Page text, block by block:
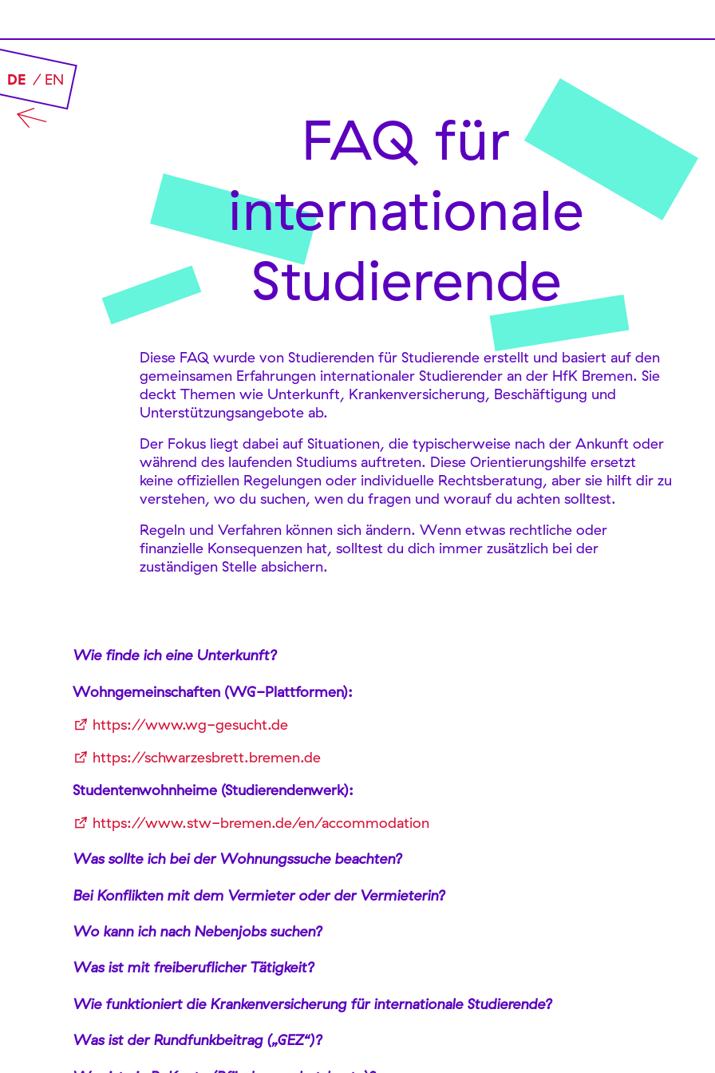
DE EN
FAQ für
internationale
Studierende
Diese FAQ wurde von Studierenden für Studierende erstellt und basiert auf den
gemeinsamen Erfahrungen internationaler Studierender an der HfK Bremen. Sie
deckt Themen wie Unterkunft, Krankenversicherung, Beschäftigung und
Unterstützungsangebote ab.
Der Fokus liegt dabei auf Situationen, die typischerweise nach der Ankunft oder
während des laufenden Studiums auftreten. Diese Orientierungshilfe ersetzt
keine offiziellen Regelungen oder individuelle Rechtsberatung, aber sie hilft dir zu
verstehen, wo du suchen, wen du fragen und worauf du achten solltest.
Regeln und Verfahren können sich ändern. Wenn etwas rechtliche oder
finanzielle Konsequenzen hat, solltest du dich immer zusätzlich bei der
zuständigen Stelle absichern.
Wie finde ich eine Unterkunft?
Wohngemeinschaften (WG-Plattformen):
https://www.wg-gesucht.de
https://schwarzesbrett.bremen.de
Studentenwohnheime (Studierendenwerk):
https://www.stw-bremen.de/en/accommodation
Was sollte ich bei der Wohnungssuche beachten?
Bei Konflikten mit dem Vermieter oder der Vermieterin?
Wo kann ich nach Nebenjobs suchen?
Was ist mit freiberuflicher Tätigkeit?
Wie funktioniert die Krankenversicherung für internationale Studierende?
Was ist der Rundfunkbeitrag („GEZ“)?